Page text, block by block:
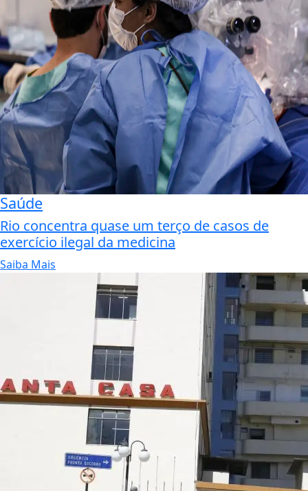
Saúde
Rio concentra quase um terço de casos de
exercício ilegal da medicina
Saiba Mais